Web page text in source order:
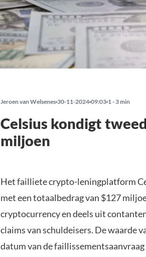
Jeroen van Welsenes 30-11-2024 09:03 1 - 3 min
Celsius kondigt
miljoen
Het failliete crypto-leningplatform
met een totaalbedrag van $127
cryptocurrency en deels uit
claims van schuldeisers. De waarde
datum van de faillissementsaanvraag